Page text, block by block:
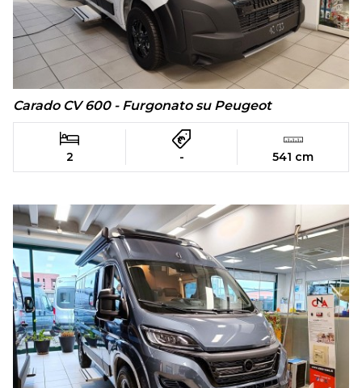
Carado CV 600 - Furgonato su Peugeot
2 - 541 cm